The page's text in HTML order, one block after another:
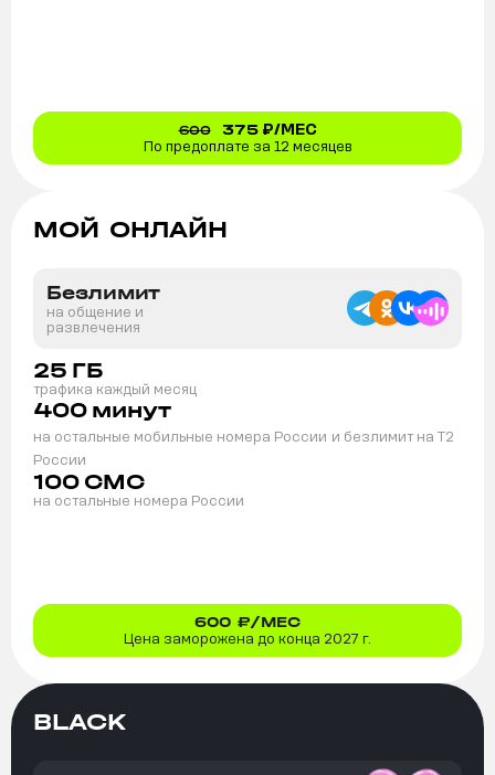
600 375₽/МЕС
По предоплате за 12 месяцев
МОЙ ОНЛАЙН
Безлимит
на общение и
развлечения
25 ГБ
трафика каждый месяц
400 минут
на остальные мобильные номера России и безлимит на T2
России
100 СМС
на остальные номера России
600 ₽/МЕС
Цена заморожена до конца 2027 г.
BLACK